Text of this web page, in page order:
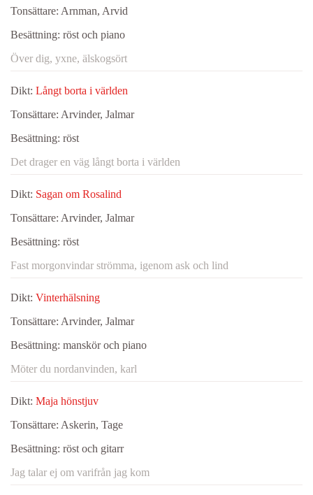
Tonsättare: Arnman, Arvid
Besättning: röst och piano
Över dig, yxne, älskogsört
Dikt: Långt borta i världen
Tonsättare: Arvinder, Jalmar
Besättning: röst
Det drager en väg långt borta i världen
Dikt: Sagan om Rosalind
Tonsättare: Arvinder, Jalmar
Besättning: röst
Fast morgonvindar strömma, igenom ask och lind
Dikt: Vinterhälsning
Tonsättare: Arvinder, Jalmar
Besättning: manskör och piano
Möter du nordanvinden, karl
Dikt: Maja hönstjuv
Tonsättare: Askerin, Tage
Besättning: röst och gitarr
Jag talar ej om varifrån jag kom